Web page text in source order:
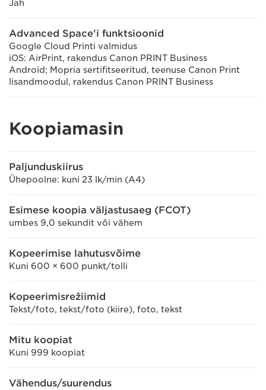
Jah
Advanced Space'i funktsioonid
Google Cloud Printi valmidus
iOS: AirPrint, rakendus Canon PRINT Business
Android; Mopria sertifitseeritud, teenuse Canon Print
lisandmoodul, rakendus Canon PRINT Business
Koopiamasin
Paljunduskiirus
Ühepoolne: kuni 23 lk/min (A4)
Esimese koopia väljastusaeg (FCOT)
umbes 9,0 sekundit või vähem
Kopeerimise lahutusvõime
Kuni 600 × 600 punkt/tolli
Kopeerimisrežiimid
Tekst/foto, tekst/foto (kiire), foto, tekst
Mitu koopiat
Kuni 999 koopiat
Vähendus/suurendus